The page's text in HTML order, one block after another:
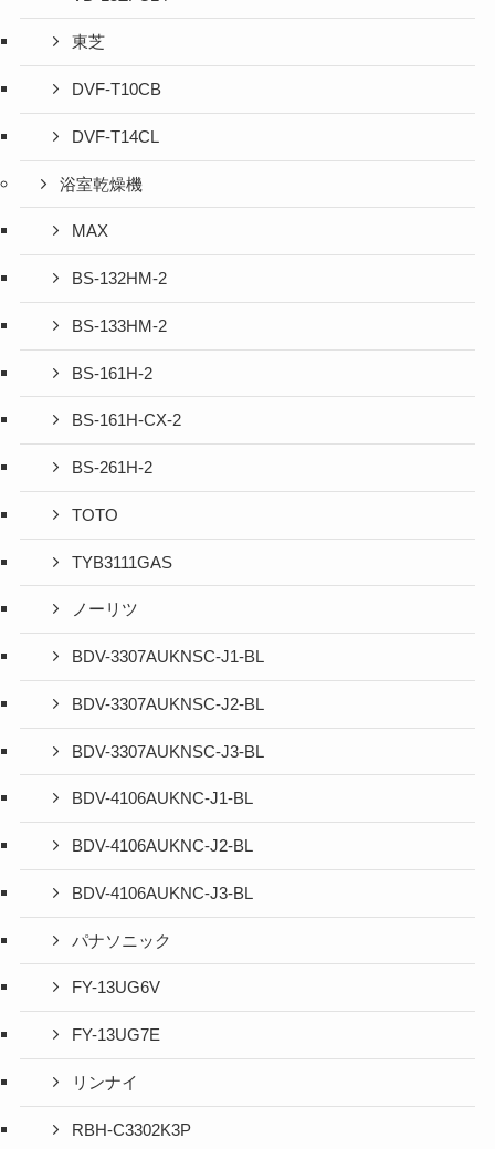
東芝
DVF-T10CB
DVF-T14CL
浴室乾燥機
MAX
BS-132HM-2
BS-133HM-2
BS-161H-2
BS-161H-CX-2
BS-261H-2
TOTO
TYB3111GAS
ノーリツ
BDV-3307AUKNSC-J1-BL
BDV-3307AUKNSC-J2-BL
BDV-3307AUKNSC-J3-BL
BDV-4106AUKNC-J1-BL
BDV-4106AUKNC-J2-BL
BDV-4106AUKNC-J3-BL
パナソニック
FY-13UG6V
FY-13UG7E
リンナイ
RBH-C3302K3P